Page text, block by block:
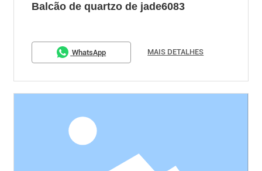
Balcão de quartzo de jade6083
WhatsApp MAIS DETALHES